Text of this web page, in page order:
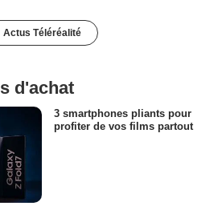
Actus Téléréalité
d'achat
3 smartphones pliants pour
profiter de vos films partout